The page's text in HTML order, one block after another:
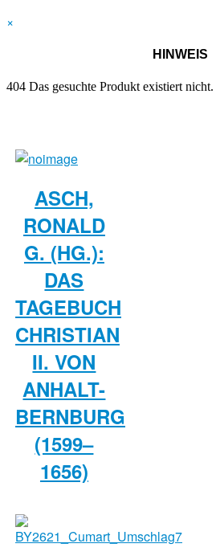
×
HINWEIS
404 Das gesuchte Produkt existiert nicht.
ASCH,
RONALD
G. (HG.):
DAS
TAGEBUCH
CHRISTIAN
II. VON
ANHALT-
BERNBURG
(1599–
1656)